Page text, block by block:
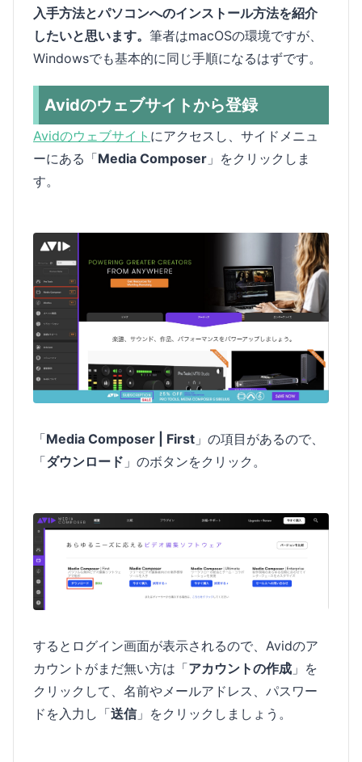
入手方法とパソコンへのインストール方法を紹介
したいと思います。 筆者はmacOSの環境ですが、
Windowsでも基本的に同じ手順になるはずです。
Avidのウェブサイトから登録
Avidのウェブサイト にアクセスし、サイドメニュ
ーにある「Media Composer 」をクリックしま
す。
「Media Composer | First 」の項目があるので、
「ダウンロード 」のボタンをクリック。
するとログイン画面が表示されるので、Avidのア
カウントがまだ無い方は「アカウントの作成 」を
クリックして、名前やメールアドレス、パスワー
ドを入力し「送信」をクリックしましょう。